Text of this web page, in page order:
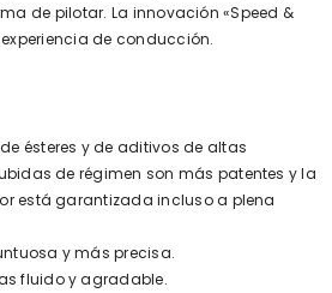
de pilotar. La innovación «Speed &
de conducción.
ésteres y de aditivos de altas
de régimen son más patentes y la
está garantizada incluso a plena
y más precisa.
fluido y agradable.